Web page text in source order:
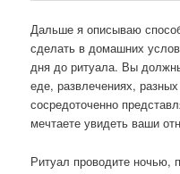
Дальше я описываю
сделать в домашних
дня до ритуала. Вы
еде, развлечениях,
сосредоточенно
мечтаете увидеть ваши
Ритуал проводите ночью,